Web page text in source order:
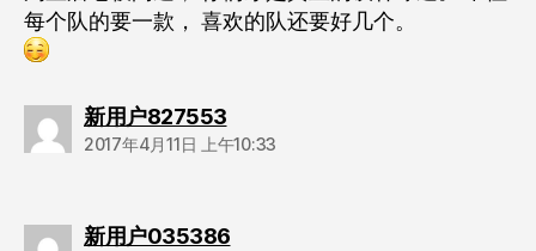
每个队的要一款， 喜欢的队还要好几个。
新用户827553说：
2017年4月11日 上午10:33
新用户035386说：